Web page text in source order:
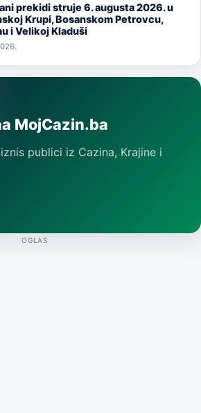
prekidi struje 6. augusta 2026. u
Krupi, Bosanskom Petrovcu,
i Velikoj Kladuši
MojCazin.ba
publici iz Cazina, Krajine i
OGLAS